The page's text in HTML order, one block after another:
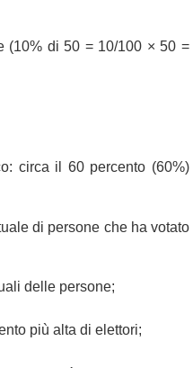
(10% di 50 = 10/100 × 50 =
circa il 60 percento (60%)
di persone che ha votato
delle persone;
più alta di elettori;